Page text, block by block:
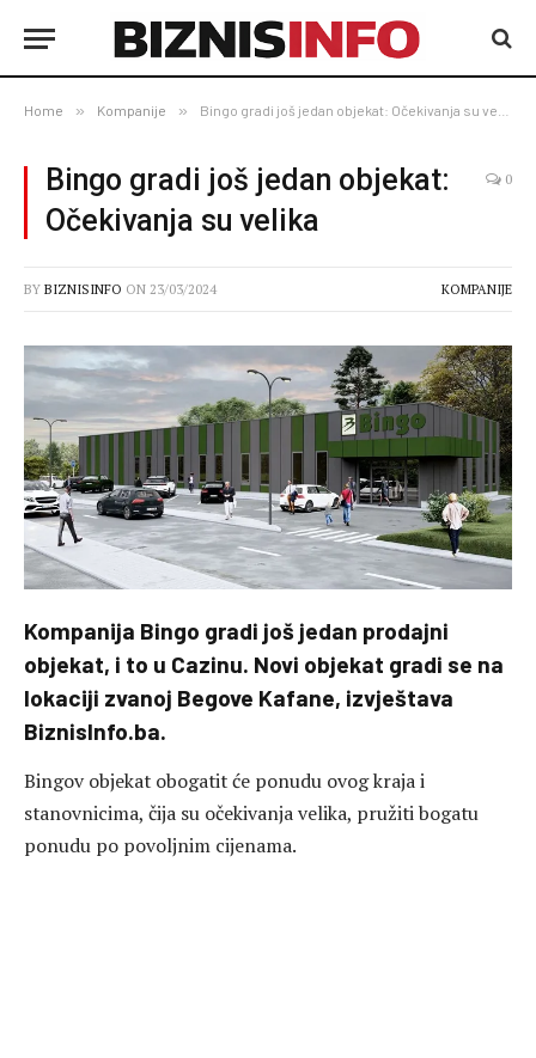
Home » Kompanije » Bingo gradi još jedan objekat: Očekivanja su velika
Bingo gradi još jedan objekat:
Očekivanja su velika
0
BY BIZNISINFO ON 23/03/2024 KOMPANIJE
Kompanija Bingo gradi još jedan prodajni
objekat, i to u Cazinu. Novi objekat gradi se na
lokaciji zvanoj Begove Kafane, izvještava
BiznisInfo.ba.
Bingov objekat obogatit će ponudu ovog kraja i
stanovnicima, čija su očekivanja velika, pružiti bogatu
ponudu po povoljnim cijenama.